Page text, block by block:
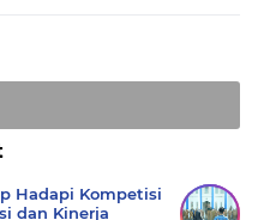
Hadapi Kompetisi
dan Kinerja